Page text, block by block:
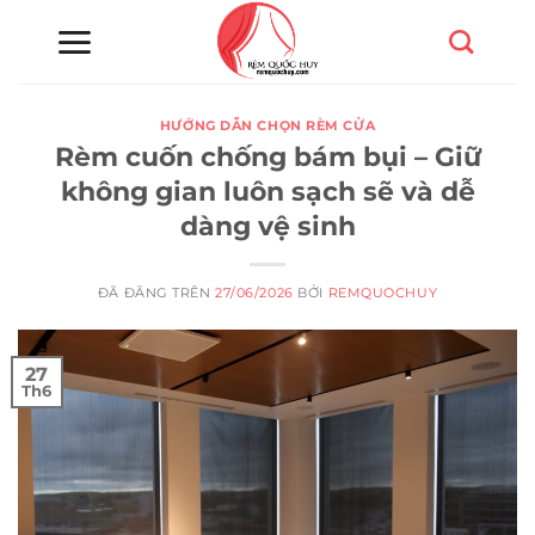
HƯỚNG DẪN CHỌN RÈM CỬA
Rèm cuốn chống bám bụi – Giữ
không gian luôn sạch sẽ và dễ
dàng vệ sinh
ĐÃ ĐĂNG TRÊN27/06/2026 BỞI REMQUOCHUY
27
Th6